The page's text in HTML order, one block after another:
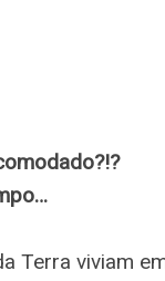
Terra viviam